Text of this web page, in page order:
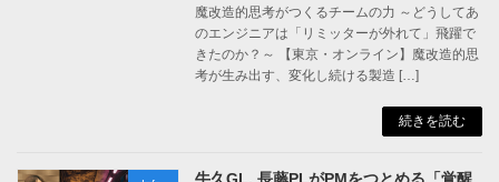
魔改造的思考がつくるチームの力 ～どうしてあ
のエンジニアは「リミッターが外れて」飛躍で
きたのか？～ 【東京・オンライン】魔改造的思
考が生み出す、変化し続ける製造 […]
続きを読む
牛久GL, 長藤PLがPMをつとめる「覚醒